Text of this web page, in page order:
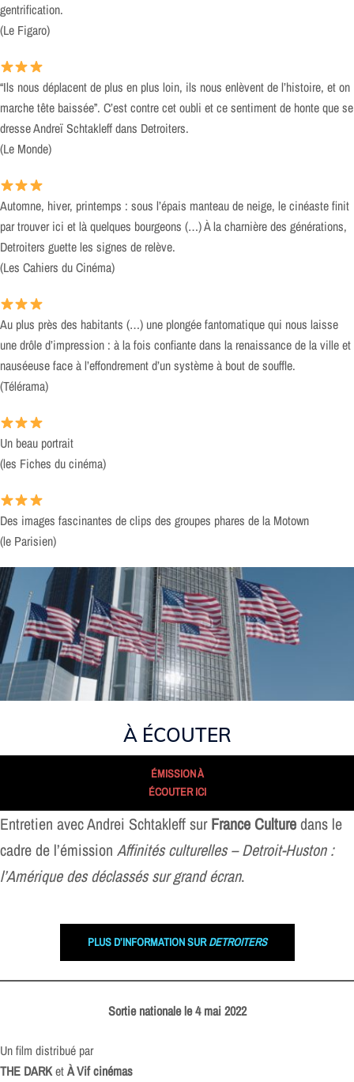
gentrification.
(Le Figaro)
“Ils nous déplacent de plus en plus loin, ils nous enlèvent de l’histoire, et on
marche tête baissée”. C’est contre cet oubli et ce sentiment de honte que se
dresse Andreï Schtakleff dans Detroiters.
(Le Monde)
Automne, hiver, printemps : sous l’épais manteau de neige, le cinéaste finit
par trouver ici et là quelques bourgeons (…) À la charnière des générations,
Detroiters guette les signes de relève.
(Les Cahiers du Cinéma)
Au plus près des habitants (…) une plongée fantomatique qui nous laisse
une drôle d’impression : à la fois confiante dans la renaissance de la ville et
nauséeuse face à l’effondrement d’un système à bout de souffle.
(Télérama)
Un beau portrait
(les Fiches du cinéma)
Des images fascinantes de clips des groupes phares de la Motown
(le Parisien)
À ÉCOUTER
ÉMISSION À
ÉCOUTER ICI
Entretien avec Andrei Schtakleff surFrance Culturedans le
cadre de l’émission Affinités culturelles – Detroit-Huston :
l’Amérique des déclassés sur grand écran.
PLUS D’INFORMATION SURDETROITERS
Sortie nationale le 4 mai 2022
Un film distribué par
THE DARKetÀ Vif cinémas